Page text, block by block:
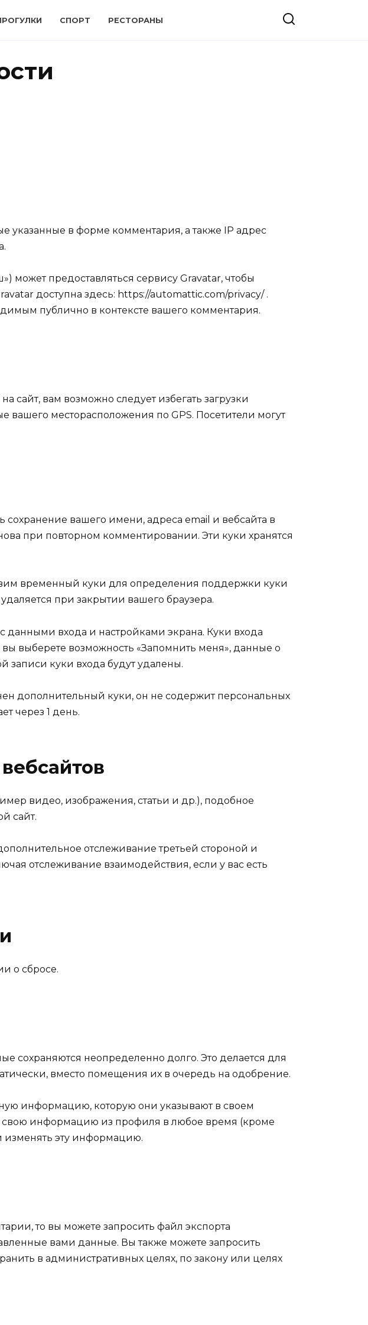
СПОРТ РЕСТОРАНЫ
указанные в форме комментария, а также IP адрес
может предоставляться сервису Gravatar, чтобы
доступна здесь: https://automattic.com/privacy/ .
публично в контексте вашего комментария.
сайт, вам возможно следует избегать загрузки
вашего месторасположения по GPS. Посетители могут
вашего имени, адреса email и вебсайта в
при повторном комментировании. Эти куки хранятся
временный куки для определения поддержки куки
при закрытии вашего браузера.
данными входа и настройками экрана. Куки входа
выберете возможность «Запомнить меня», данные о
записи куки входа будут удалены.
дополнительный куки, он не содержит персональных
через 1 день.
видео, изображения, статьи и др.), подобное
сайт.
отслеживание третьей стороной и
отслеживание взаимодействия, если у вас есть
о сбросе.
сохраняются неопределенно долго. Это делается для
вместо помещения их в очередь на одобрение.
информацию, которую они указывают в своем
свою информацию из профиля в любое время (кроме
изменять эту информацию.
то вы можете запросить файл экспорта
вами данные. Вы также можете запросить
в административных целях, по закону или целях